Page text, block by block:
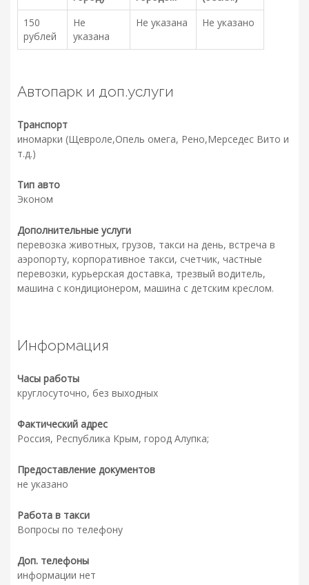
150
рублей
Не
указана
Не указана Не указано
Автопарк и доп.услуги
Транспорт
иномарки (Щевроле,Опель омега, Рено,Мерседес Вито и
т.д.)
Тип авто
Эконом
Дополнительные услуги
перевозка животных, грузов, такси на день, встреча в
аэропорту, корпоративное такси, счетчик, частные
перевозки, курьерская доставка, трезвый водитель,
машина с кондиционером, машина с детским креслом.
Информация
Часы работы
круглосуточно, без выходных
Фактический адрес
Россия, Республика Крым, город Алупка;
Предоставление документов
не указано
Работа в такси
Вопросы по телефону
Доп. телефоны
информации нет